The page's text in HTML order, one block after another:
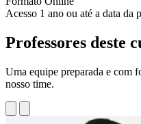
Acesso 1 ano ou até a data da
Professores deste
Uma equipe preparada e com
nosso time.